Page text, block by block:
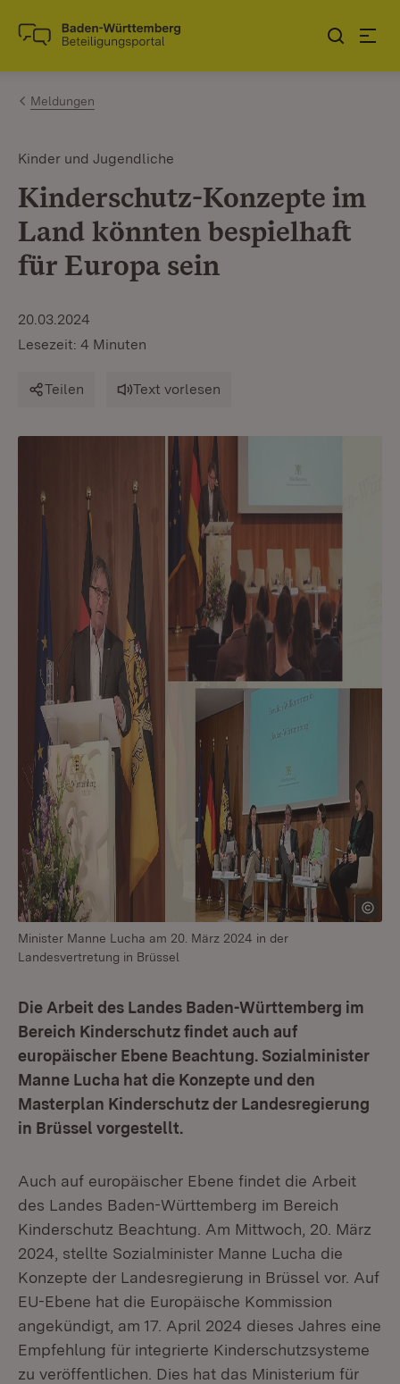
Zum Inhalt springen
Link zur Startseite
Meldungen
Kinder und Jugendliche
Kinderschutz-Konzepte im
Land könnten bespielhaft
für Europa sein
20.03.2024
Lesezeit: 4 Minuten
Teilen Text vorlesen
Minister Manne Lucha am 20. März 2024 in der
Landesvertretung in Brüssel
Die Arbeit des Landes Baden-Württemberg im
Bereich Kinderschutz findet auch auf
europäischer Ebene Beachtung. Sozialminister
Manne Lucha hat die Konzepte und den
Masterplan Kinderschutz der Landesregierung
in Brüssel vorgestellt.
Auch auf europäischer Ebene findet die Arbeit
des Landes Baden-Württemberg im Bereich
Kinderschutz Beachtung. Am Mittwoch, 20. März
2024, stellte Sozialminister Manne Lucha die
Konzepte der Landesregierung in Brüssel vor. Auf
EU-Ebene hat die Europäische Kommission
angekündigt, am 17. April 2024 dieses Jahres eine
Empfehlung für integrierte Kinderschutzsysteme
zu veröffentlichen. Dies hat das Ministerium für